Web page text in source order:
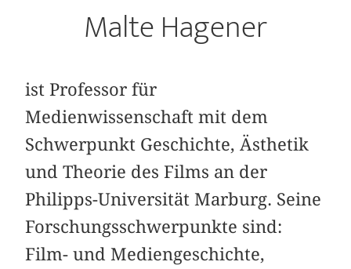
Malte Hagener
ist Professor für
Medienwissenschaft mit dem
Schwerpunkt Geschichte, Ästhetik
und Theorie des Films an der
Philipps-Universität Marburg. Seine
Forschungsschwerpunkte sind:
Film- und Mediengeschichte,